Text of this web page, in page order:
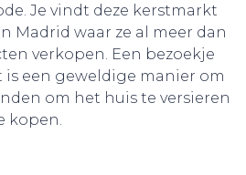
Je vindt deze kerstmarkt
Madrid waar ze al meer dan
verkopen. Een bezoekje
is een geweldige manier om
om het huis te versieren
kopen.